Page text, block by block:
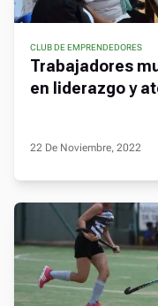
CLUB DE EMPRENDEDORES
Trabajadores
en liderazgo y
22 De Noviembre, 2022